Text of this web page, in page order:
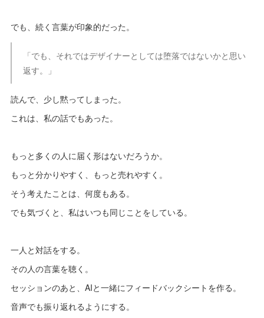
でも、続く言葉が印象的だった。
「でも、それではデザイナーとしては堕落ではないかと思い
返す。」
読んで、少し黙ってしまった。
これは、私の話でもあった。
もっと多くの人に届く形はないだろうか。
もっと分かりやすく、もっと売れやすく。
そう考えたことは、何度もある。
でも気づくと、私はいつも同じことをしている。
一人と対話をする。
その人の言葉を聴く。
セッションのあと、AIと一緒にフィードバックシートを作る。
音声でも振り返れるようにする。